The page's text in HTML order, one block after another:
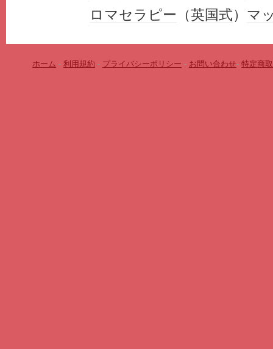
ロマセラピー （英国式） マ
ホーム - 利用規約 - プライバシーポリシー - お問い合わせ- 特定商